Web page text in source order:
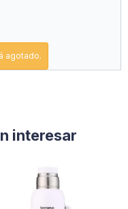
agotado.
interesar